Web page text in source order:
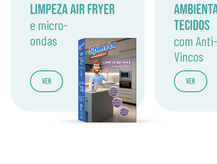
Limpeza Air Fryer
e micro-
ondas
Ver
Tecidos
com
Vincos
Ver